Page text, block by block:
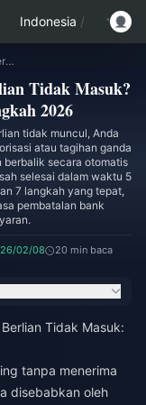
Indonesia /
Saldo Chamet Terpotong Tapi Berlian Tidak Masuk? Panduan Pemulihan 7 Langkah 2026
Tidak Masuk?
2026
tidak muncul, Anda
atau tagihan ganda
secara otomatis
selesai dalam waktu 5
7 langkah yang tepat,
pembatalan bank
02/08 20 min baca
Tidak Masuk:
tanpa menerima
disebabkan oleh